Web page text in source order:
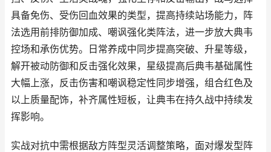
具备免伤、受伤回血效果的类型，提高持续站场能力，阵
法选用前排防御加成、嘲讽强化类阵法，进一步放大典韦
控场和承伤优势。日常养成中同步提高突破、升星等级，
解开被动防御和反击强化效果，星级提高后典韦基础属性
大幅上涨，反击伤害和嘲讽稳定性同步增强，组合红色及
以上质量配饰，补齐属性短板，让典韦在持久战中持续发
挥影响。
实战对抗中需根据敌方阵型灵活调整策略，面对爆发型阵